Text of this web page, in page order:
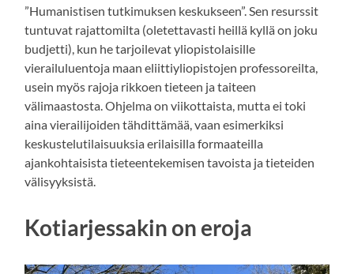
”Humanistisen tutkimuksen keskukseen”. Sen resurssit
tuntuvat rajattomilta (oletettavasti heillä kyllä on joku
budjetti), kun he tarjoilevat yliopistolaisille
vierailuluentoja maan eliittiyliopistojen professoreilta,
usein myös rajoja rikkoen tieteen ja taiteen
välimaastosta. Ohjelma on viikottaista, mutta ei toki
aina vierailijoiden tähdittämää, vaan esimerkiksi
keskustelutilaisuuksia erilaisilla formaateilla
ajankohtaisista tieteentekemisen tavoista ja tieteiden
välisyyksistä.
Kotiarjessakin on eroja